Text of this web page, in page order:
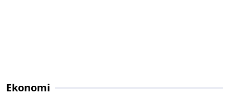
Ekonomi